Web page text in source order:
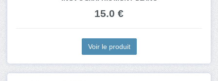
15.0 €
Voir le produit